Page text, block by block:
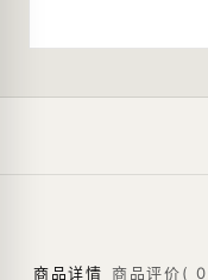
商品详情 商品评价( 0